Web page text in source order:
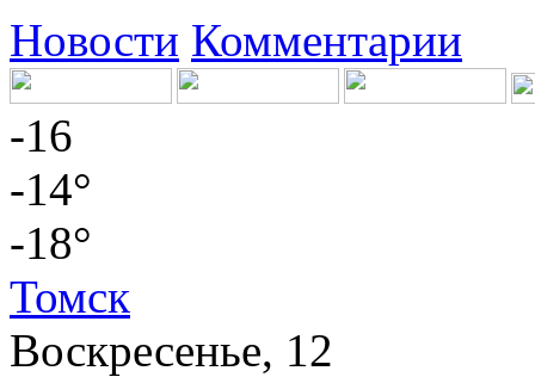
Новости Комментарии
-16
-14°
-18°
Томск
Воскресенье, 12